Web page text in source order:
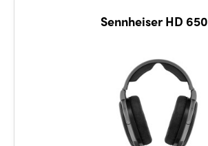
Sennheiser HD 650